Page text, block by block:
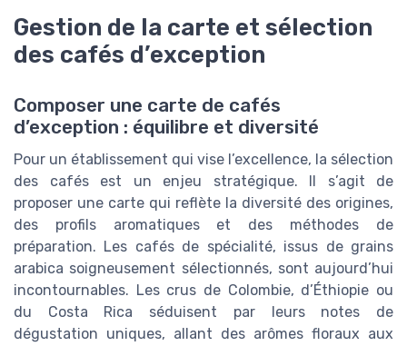
Gestion de la carte et sélection
des cafés d’exception
Composer une carte de cafés
d’exception : équilibre et diversité
Pour un établissement qui vise l’excellence, la sélection
des cafés est un enjeu stratégique. Il s’agit de
proposer une carte qui reflète la diversité des origines,
des profils aromatiques et des méthodes de
préparation. Les cafés de spécialité, issus de grains
arabica soigneusement sélectionnés, sont aujourd’hui
incontournables. Les crus de Colombie, d’Éthiopie ou
du Costa Rica séduisent par leurs notes de
dégustation uniques, allant des arômes floraux aux